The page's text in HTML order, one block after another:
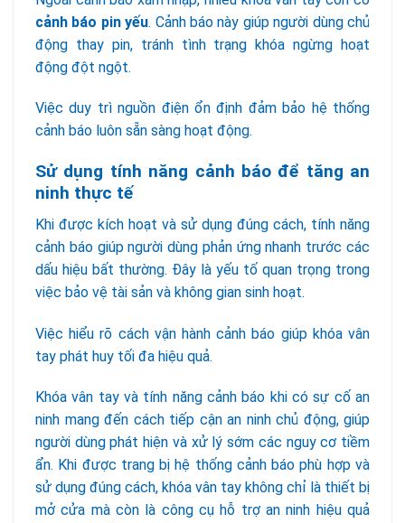
cảnh báo pin yếu. Cảnh báo này giúp người dùng chủ
động thay pin, tránh tình trạng khóa ngừng hoạt
động đột ngột.
Việc duy trì nguồn điện ổn định đảm bảo hệ thống
cảnh báo luôn sẵn sàng hoạt động.
Sử dụng tính năng cảnh báo để tăng an
ninh thực tế
Khi được kích hoạt và sử dụng đúng cách, tính năng
cảnh báo giúp người dùng phản ứng nhanh trước các
dấu hiệu bất thường. Đây là yếu tố quan trọng trong
việc bảo vệ tài sản và không gian sinh hoạt.
Việc hiểu rõ cách vận hành cảnh báo giúp khóa vân
tay phát huy tối đa hiệu quả.
Khóa vân tay và tính năng cảnh báo khi có sự cố an
ninh mang đến cách tiếp cận an ninh chủ động, giúp
người dùng phát hiện và xử lý sớm các nguy cơ tiềm
ẩn. Khi được trang bị hệ thống cảnh báo phù hợp và
sử dụng đúng cách, khóa vân tay không chỉ là thiết bị
mở cửa mà còn là công cụ hỗ trợ an ninh hiệu quả